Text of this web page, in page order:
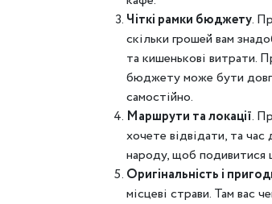
Чіткі рамки бюджету.
скільки грошей вам
та кишенькові витрати.
бюджету може бути
самостійно.
Маршрути та локації.
хочете відвідати, та
народу, щоб подивитися
Оригінальність і
місцеві страви. Там вас